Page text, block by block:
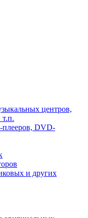
центров,
т.п.
плееров, DVD-
и других